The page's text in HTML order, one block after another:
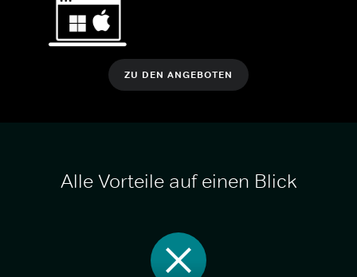
ZU DEN ANGEBOTEN
Alle Vorteile auf einen Blick